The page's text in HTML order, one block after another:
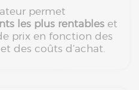
permet
les plus rentables et
prix en fonction des
des coûts d’achat.